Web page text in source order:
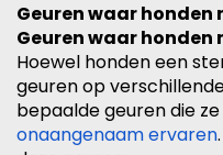
Geuren waar honden
Geuren waar honden
Hoewel honden een
geuren op
bepaalde geuren die
onaangenaam ervaren